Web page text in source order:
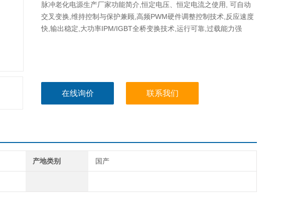
脉冲老化电源生产厂家功能简介,恒定电压、恒定电流之使用, 可自动
交叉变换,维持控制与保护兼顾,高频PWM硬件调整控制技术,反应速度
快,输出稳定,大功率IPM/IGBT全桥变换技术,运行可靠,过载能力强
在线询价 联系我们
产地类别 国产